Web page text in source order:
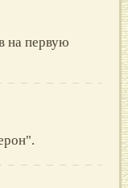
на первую